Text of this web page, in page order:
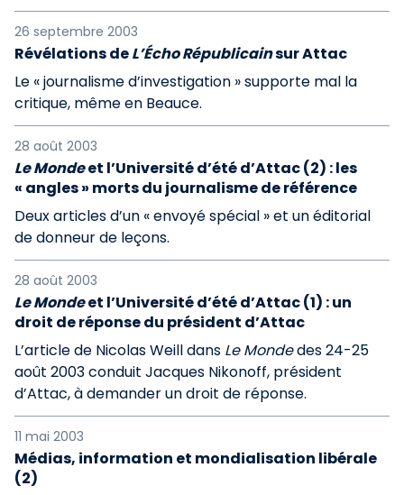
26 septembre 2003
Révélations deL’Écho Républicainsur Attac
Le « journalisme d’investigation » supporte mal la
critique, même en Beauce.
28 août 2003
Le Mondeet l’Université d’été d’Attac (2) : les
« angles » morts du journalisme de référence
Deux articles d’un « envoyé spécial » et un éditorial
de donneur de leçons.
28 août 2003
Le Mondeet l’Université d’été d’Attac (1) : un
droit de réponse du président d’Attac
L’article de Nicolas Weill dans Le Mondedes 24-25
août 2003 conduit Jacques Nikonoff, président
d’Attac, à demander un droit de réponse.
11 mai 2003
Médias, information et mondialisation libérale
(2)